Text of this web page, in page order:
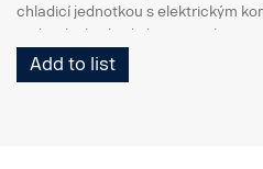
chladicí jednotkou s elektrickým
Jednotka je vhodná pro systémy se
Toto číslo dílu zahrnuje předem
Add to list